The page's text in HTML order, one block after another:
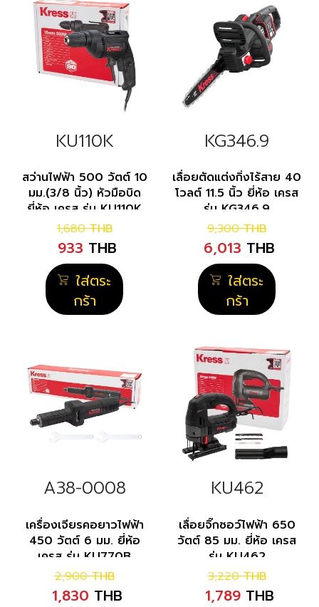
KU110K
สว่านไฟฟ้า 500 วัตต์ 10
มม.(3/8 นิ้ว) หัวมือบิด
ยี่ห้อ เครส รุ่น KU110K
1,680 THB
933 THB
ใส่ตระ
กร้า
KG346.9
เลื่อยตัดแต่งกิ่งไร้สาย 40
โวลต์ 11.5 นิ้ว ยี่ห้อ เครส
รุ่น KG346.9
9,300 THB
6,013 THB
ใส่ตระ
กร้า
A38-0008
เครื่องเจียรคอยาวไฟฟ้า
450 วัตต์ 6 มม. ยี่ห้อ
เครส รุ่น KU770B
2,900 THB
1,830 THB
KU462
เลื่อยจิ๊กซอว์ไฟฟ้า 650
วัตต์ 85 มม. ยี่ห้อ เครส
รุ่น KU462
3,220 THB
1,789 THB